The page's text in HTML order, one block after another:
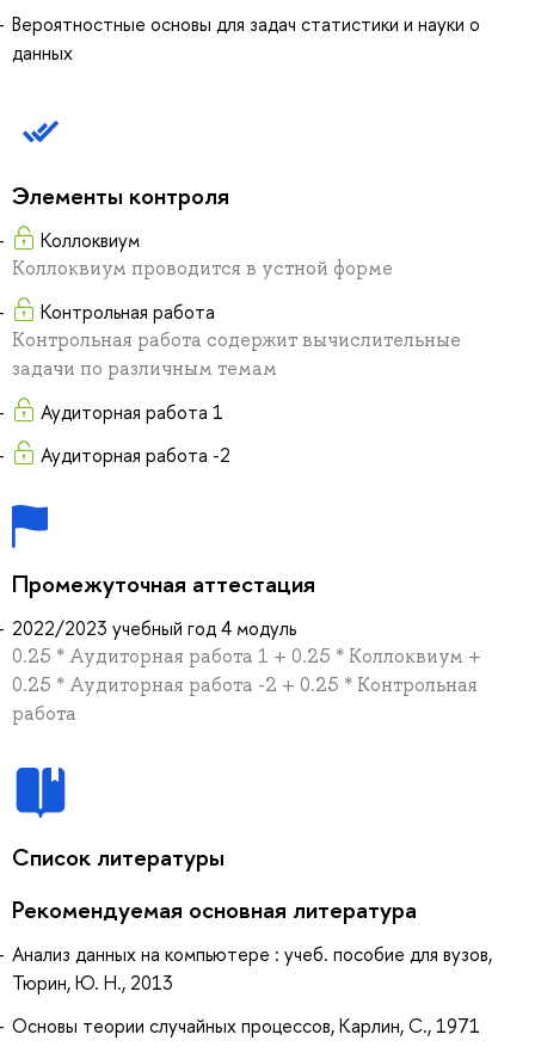
Вероятностные основы для задач статистики и науки о
данных
Элементы контроля
Коллоквиум
Коллоквиум проводится в устной форме
Контрольная работа
Контрольная работа содержит вычислительные
задачи по различным темам
Аудиторная работа 1
Аудиторная работа -2
Промежуточная аттестация
2022/2023 учебный год 4 модуль
0.25 * Аудиторная работа 1 + 0.25 * Коллоквиум +
0.25 * Аудиторная работа -2 + 0.25 * Контрольная
работа
Список литературы
Рекомендуемая основная литература
Анализ данных на компьютере : учеб. пособие для вузов,
Тюрин, Ю. Н., 2013
Основы теории случайных процессов, Карлин, С., 1971